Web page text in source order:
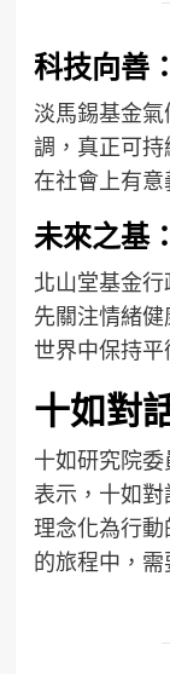
科技向善
淡馬錫基金
調，真正可持
在社會上有意
未來之基
北山堂基金
先關注情緒
世界中保持平
十如對
十如研究院
表示，十如
理念化為行
的旅程中，需